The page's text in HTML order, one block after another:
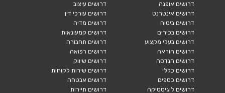
דרושים אופנה
דרושים אינטרנט
דרושים ביטוח
דרושים בכירים
דרושים בעלי מקצוע
דרושים הוראה
דרושים הנדסה
דרושים כללי
דרושים כספים
דרושים לוגיסטיקה
דרושים עיצוב
דרושים עורכי דין
דרושים מדיה
דרושים קמעונאות
דרושים תחבורה
דרושים רפואה
דרושים שיווק
דרושים שירות לקוחות
דרושים אבטחה
דרושים תיירות